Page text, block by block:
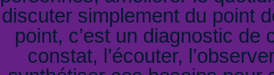
discuter simplement du point
point, c’est un diagnostic
constat, l’écouter,